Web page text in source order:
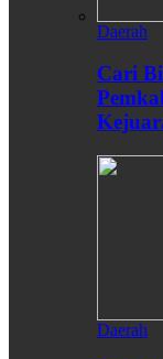
Daerah
Cari
Daerah